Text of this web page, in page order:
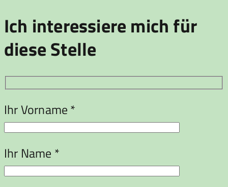
Ich interessiere mich für
diese Stelle
Ihr Vorname *
Ihr Name *